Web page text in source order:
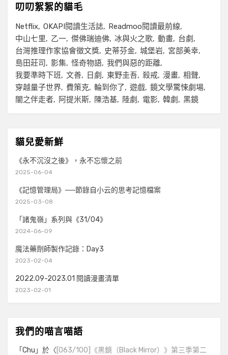
叨叨絮絮的貓毛
Netflix OKAPI閱讀生活誌
Readmoo閱讀最前線
中山七里
乙一 傑佛瑞迪佛 冰與火之歌 動畫
台劇
台灣推理作家協會徵文獎
史蒂芬金 城堡岩
宮部美幸
島田莊司
影集 怪奇物語 我們與惡的距離
我要準時下班
文善 日劇 東野圭吾 殺戒 漫畫 相聲
穿越量子世界
費策克 輪到你了 遊戲 鏡文學驚悚劇場
闇之伴走者
阿提米斯 陳浩基 陸劇 電影 韓劇 黑鏡
貓兒愛新鮮
《永不沉沒之後》，永不忘懷之前
2025-06-04
《記憶管理局》──節錄自小云的思考記憶檔案
2025-03-08
「諸鬼嶺」系列與《31/04》
2024-06-09
魔法藥劑師製作記錄：Day3
2023-02-04
2022.09-2023.01 閱讀漫畫清單
2023-02-01
我們的喵言喵語
「Chu 」於〈 [063/100]《黑鏡（Black Mirror）》第三季第二